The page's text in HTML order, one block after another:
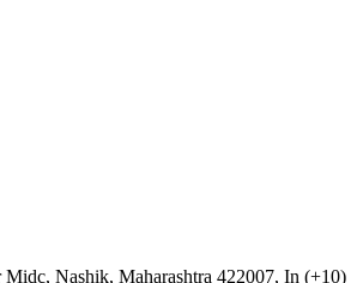
Nashik, Maharashtra 422007, In (+10)